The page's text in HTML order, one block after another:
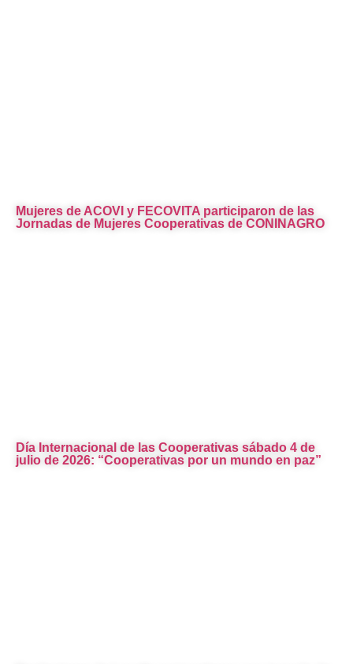
Mujeres de ACOVI y FECOVITA participaron de las
Jornadas de Mujeres Cooperativas de CONINAGRO
Día Internacional de las Cooperativas sábado 4 de
julio de 2026: “Cooperativas por un mundo en paz”